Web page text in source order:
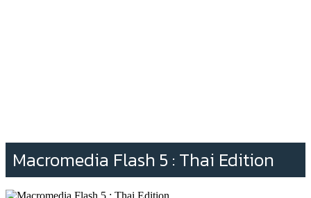
Macromedia Flash 5 : Thai Edition